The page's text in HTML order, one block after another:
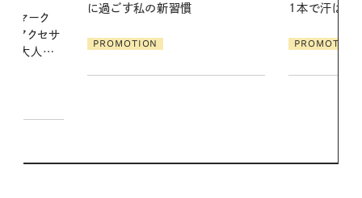
1本で汗ばむ季節も一日中心地よく
PROMOTION